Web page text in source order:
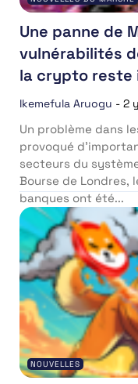
Une panne de
vulnérabilités
la crypto reste
Ikemefula Aruogu - 2
Un problème dans
provoqué
secteurs du
Bourse de Londres,
banques ont été...
NOUVELLES